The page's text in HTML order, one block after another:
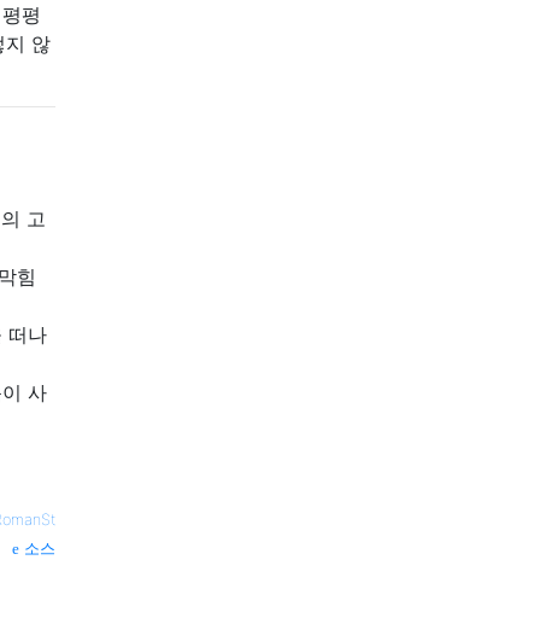
평
지 않
고
힘
떠나
사
소스